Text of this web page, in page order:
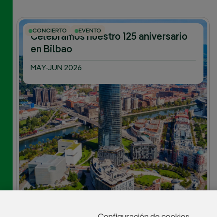
CONCIERTO EVENTO
Celebramos nuestro 125 aniversario
en Bilbao
MAY-JUN 2026